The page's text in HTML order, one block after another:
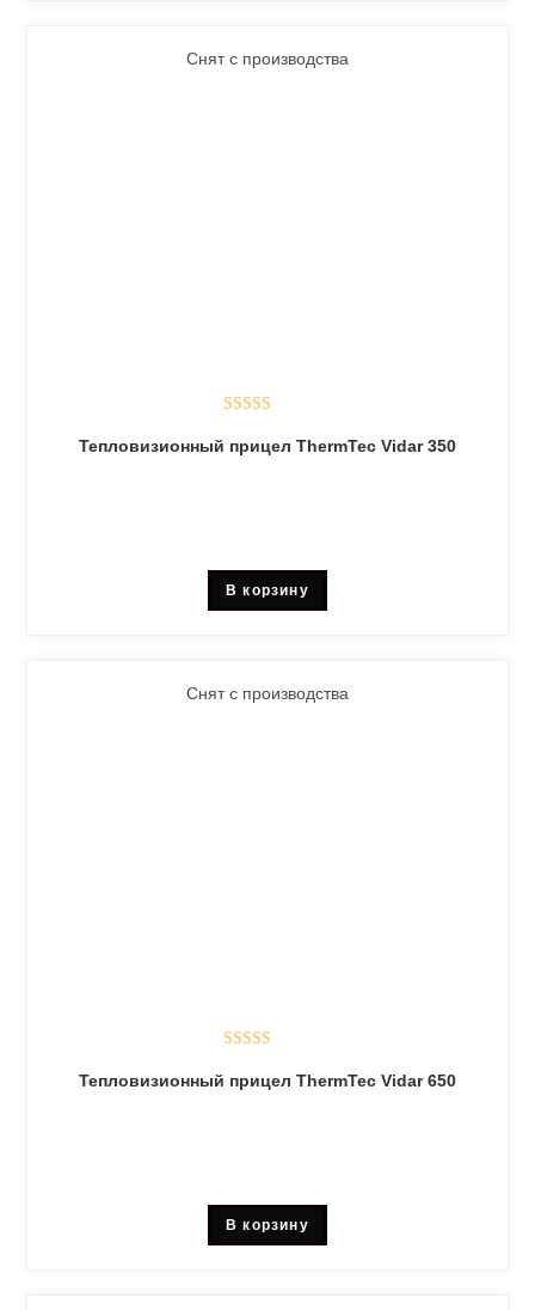
Снят с производства
из 5
Тепловизионный прицел ThermTec Vidar 350
В корзину
Снят с производства
из 5
Тепловизионный прицел ThermTec Vidar 650
В корзину